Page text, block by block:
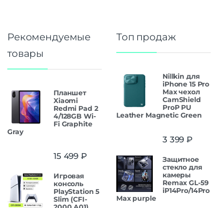
Рекомендуемые
товары
Планшет
Xiaomi
Redmi Pad 2
4/128GB Wi-
Fi Graphite
Gray
15 499 ₽
Игровая
консоль
PlayStation 5
Slim (CFI-
Топ продаж
Nillkin для
iPhone 15 Pro
Max чехол
CamShield
ProP PU
Leather Magnetic Green
3 399 ₽
Защитнoe
cтекло для
камеры
Remax GL-59
iP14Pro/14Pro
Max purple